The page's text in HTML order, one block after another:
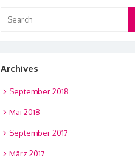
for:
Archives
September 2018
Mai 2018
September 2017
März 2017